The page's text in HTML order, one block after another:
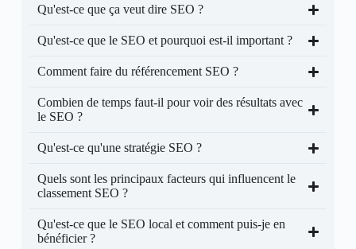
Qu'est-ce que ça veut dire SEO ?
Qu'est-ce que le SEO et pourquoi est-il important ?
Comment faire du référencement SEO ?
Combien de temps faut-il pour voir des résultats avec
le SEO ?
Qu'est-ce qu'une stratégie SEO ?
Quels sont les principaux facteurs qui influencent le
classement SEO ?
Qu'est-ce que le SEO local et comment puis-je en
bénéficier ?